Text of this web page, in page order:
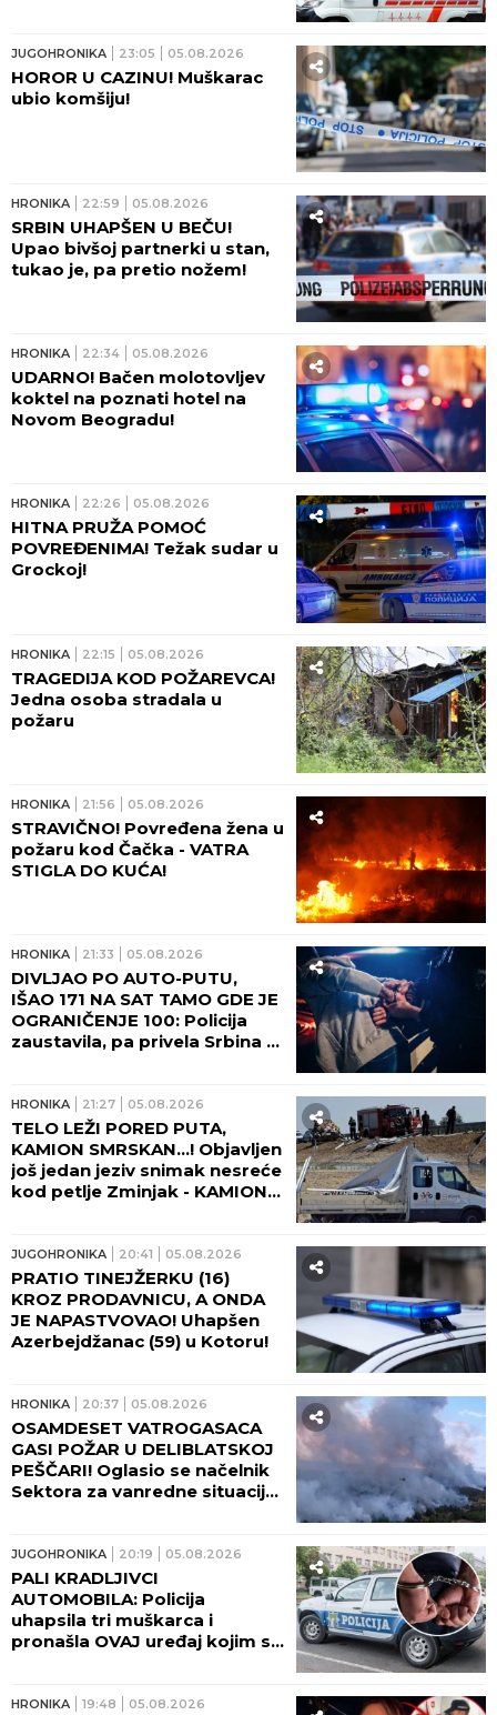
JUGOHRONIKA 23:05 05.08.2026
HOROR U CAZINU! Muškarac
ubio komšiju!
HRONIKA 22:59 05.08.2026
SRBIN UHAPŠEN U BEČU!
Upao bivšoj partnerki u stan,
tukao je, pa pretio nožem!
HRONIKA 22:34 05.08.2026
UDARNO! Bačen molotovljev
koktel na poznati hotel na
Novom Beogradu!
HRONIKA 22:26 05.08.2026
HITNA PRUŽA POMOĆ
POVREĐENIMA! Težak sudar u
Grockoj!
HRONIKA 22:15 05.08.2026
TRAGEDIJA KOD POŽAREVCA!
Jedna osoba stradala u
požaru
HRONIKA 21:56 05.08.2026
STRAVIČNO! Povređena žena u
požaru kod Čačka - VATRA
STIGLA DO KUĆA!
HRONIKA 21:33 05.08.2026
DIVLJAO PO AUTO-PUTU,
IŠAO 171 NA SAT TAMO GDE JE
OGRANIČENJE 100: Policija
zaustavila, pa privela Srbina u
HRONIKA 21:27 05.08.2026
TELO LEŽI PORED PUTA,
KAMION SMRSKAN...! Objavljen
još jedan jeziv snimak nesreće
kod petlje Zminjak - KAMION
VIDEO)
JUGOHRONIKA 20:41 05.08.2026
PRATIO TINEJŽERKU (16)
KROZ PRODAVNICU, A ONDA
JE NAPASTVOVAO! Uhapšen
Azerbejdžanac (59) u Kotoru!
HRONIKA 20:37 05.08.2026
OSAMDESET VATROGASACA
GASI POŽAR U DELIBLATSKOJ
PEŠČARI! Oglasio se načelnik
Sektora za vanredne situacije:
JUGOHRONIKA 20:19 05.08.2026
PALI KRADLJIVCI
AUTOMOBILA: Policija
uhapsila tri muškarca i
pronašla OVAJ uređaj kojim su
HRONIKA 19:48 05.08.2026